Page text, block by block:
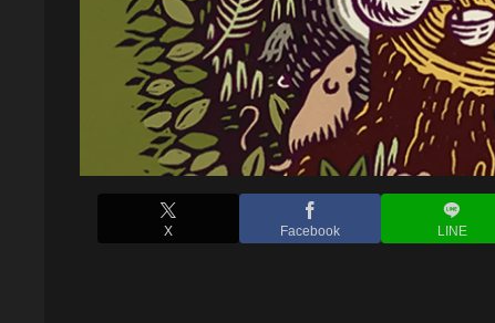
X Facebook LINE